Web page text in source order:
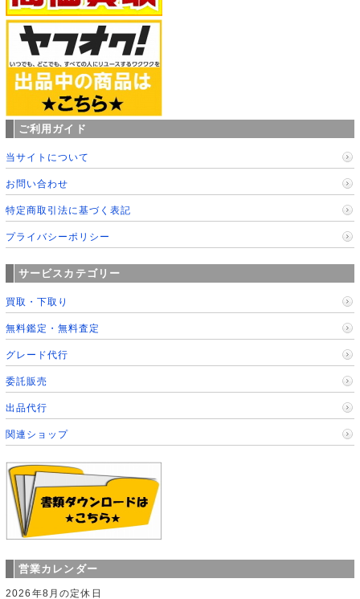
ご利用ガイド
当サイトについて
お問い合わせ
特定商取引法に基づく表記
プライバシーポリシー
サービスカテゴリー
買取・下取り
無料鑑定・無料査定
グレード代行
委託販売
出品代行
関連ショップ
営業カレンダー
2026年8月の定休日